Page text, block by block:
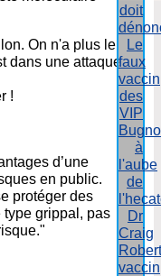
doit
Le
faux
vaccin
des
VIP
à
l'aube
de
Dr
Craig
vaccin
On n'a plus le
dans une attaque
!
d’une
en public.
protéger des
grippal, pas